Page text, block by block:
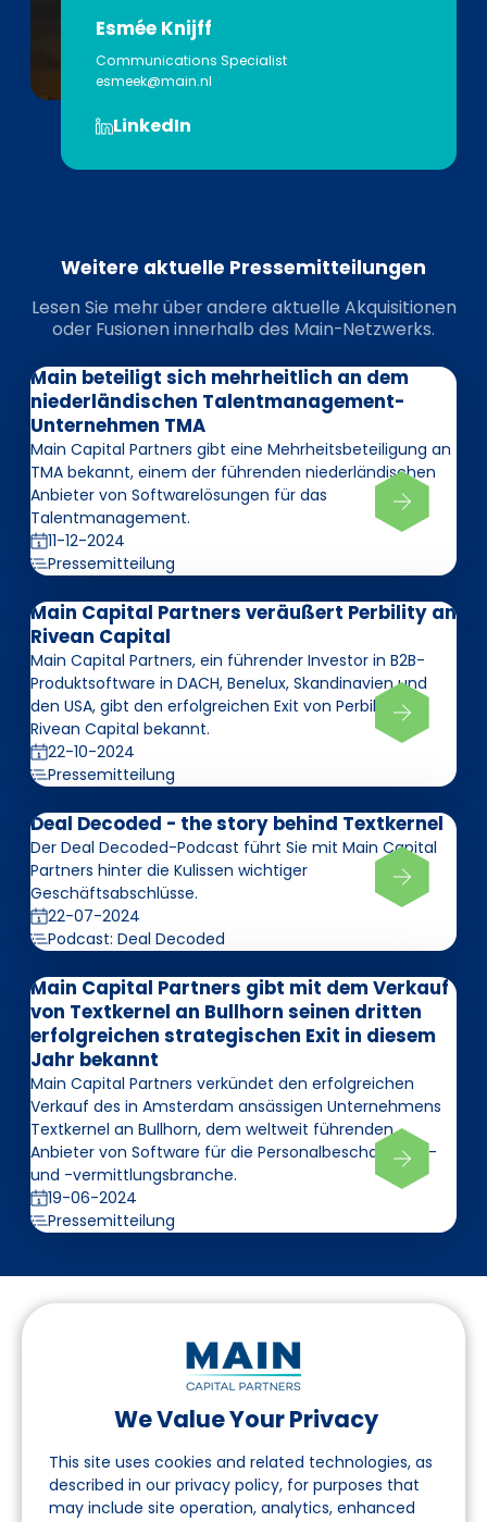
We Value Your Privacy
This site uses cookies and related technologies, as
described in our privacy policy, for purposes that
may include site operation, analytics, enhanced
Esmée Knijff
Communications Specialist
esmeek@main.nl
LinkedIn
Weitere aktuelle Pressemitteilungen
Lesen Sie mehr über andere aktuelle Akquisitionen
oder Fusionen innerhalb des Main-Netzwerks.
Main beteiligt sich mehrheitlich an dem
niederländischen Talentmanagement-
Unternehmen TMA
Main Capital Partners gibt eine Mehrheitsbeteiligung an
TMA bekannt, einem der führenden niederländischen
Anbieter von Softwarelösungen für das
Talentmanagement.
11-12-2024
Pressemitteilung
Main Capital Partners veräußert Perbility an
Rivean Capital
Main Capital Partners, ein führender Investor in B2B-
Produktsoftware in DACH, Benelux, Skandinavien und
den USA, gibt den erfolgreichen Exit von Perbility an
Rivean Capital bekannt.
22-10-2024
Pressemitteilung
Deal Decoded - the story behind Textkernel
Der Deal Decoded-Podcast führt Sie mit Main Capital
Partners hinter die Kulissen wichtiger
Geschäftsabschlüsse.
22-07-2024
Podcast: Deal Decoded
Main Capital Partners gibt mit dem Verkauf
von Textkernel an Bullhorn seinen dritten
erfolgreichen strategischen Exit in diesem
Jahr bekannt
Main Capital Partners verkündet den erfolgreichen
Verkauf des in Amsterdam ansässigen Unternehmens
Textkernel an Bullhorn, dem weltweit führenden
Anbieter von Software für die Personalbeschaffungs-
und -vermittlungsbranche.
19-06-2024
Pressemitteilung
Folgen Sie uns auf LinkedIn
Seite